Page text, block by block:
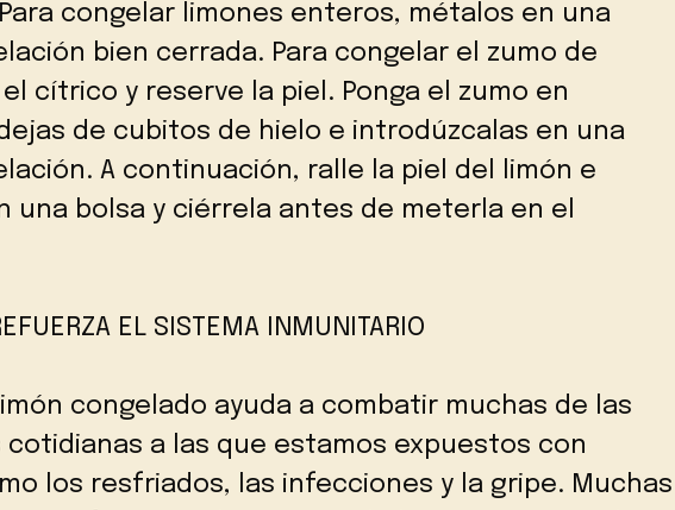
congelar limones enteros, métalos en una
bien cerrada. Para congelar el zumo de
el cítrico y reserve la piel. Ponga el zumo en
de cubitos de hielo e introdúzcalas en una
A continuación, ralle la piel del limón e
una bolsa y ciérrela antes de meterla en el
EL SISTEMA INMUNITARIO
congelado ayuda a combatir muchas de las
a las que estamos expuestos con
los resfriados, las infecciones y la gripe. Muchas